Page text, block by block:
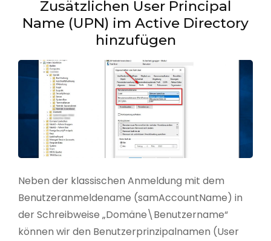
Zusätzlichen User Principal
Name (UPN) im Active Directory
hinzufügen
Neben der klassischen Anmeldung mit dem
Benutzeranmeldename (samAccountName) in
der Schreibweise „Domäne\Benutzername“
können wir den Benutzerprinzipalnamen (User